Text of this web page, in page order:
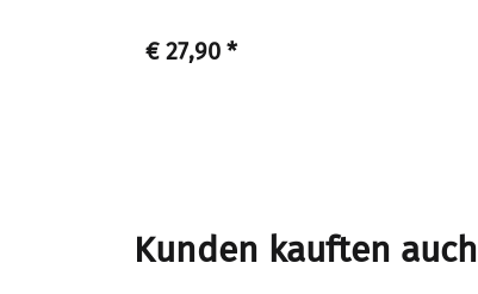
€ 27,90 *
Kunden kauften auch